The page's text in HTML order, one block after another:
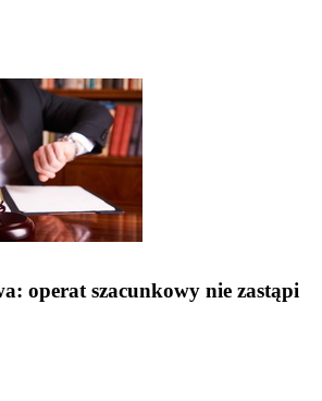
operat szacunkowy nie zastąpi